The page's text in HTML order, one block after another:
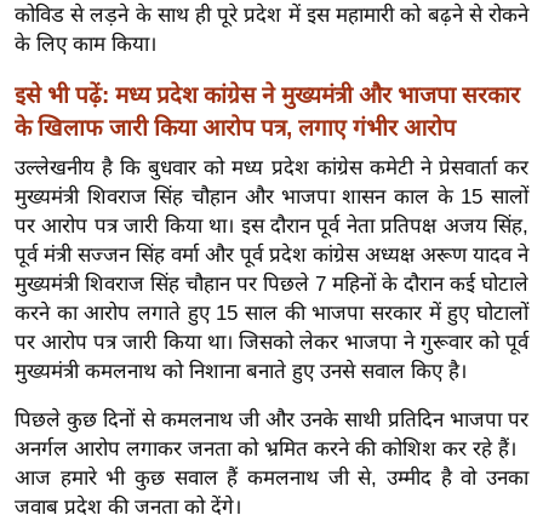
ज
ग
त
बॉ
वु
ड
हॉ
ली
वु
ड
फि
ल्म
स
मी
क्षा
कोविड से लड़ने के साथ ही पूरे प्रदेश में इस महामारी को बढ़ने से रोकने
के लिए काम किया।
इसे भी पढ़ें: मध्य प्रदेश कांग्रेस ने मुख्यमंत्री और भाजपा सरकार
के खिलाफ जारी किया आरोप पत्र, लगाए गंभीर आरोप
उल्लेखनीय है कि बुधवार को मध्य प्रदेश कांग्रेस कमेटी ने प्रेसवार्ता कर
मुख्यमंत्री शिवराज सिंह चौहान और भाजपा शासन काल के 15 सालों
पर आरोप पत्र जारी किया था। इस दौरान पूर्व नेता प्रतिपक्ष अजय सिंह,
पूर्व मंत्री सज्जन सिंह वर्मा और पूर्व प्रदेश कांग्रेस अध्यक्ष अरूण यादव ने
मुख्यमंत्री शिवराज सिंह चौहान पर पिछले 7 महिनों के दौरान कई घोटाले
करने का आरोप लगाते हुए 15 साल की भाजपा सरकार में हुए घोटालों
पर आरोप पत्र जारी किया था। जिसको लेकर भाजपा ने गुरूवार को पूर्व
मुख्यमंत्री कमलनाथ को निशाना बनाते हुए उनसे सवाल किए है।
पिछले कुछ दिनों से कमलनाथ जी और उनके साथी प्रतिदिन भाजपा पर
अनर्गल आरोप लगाकर जनता को भ्रमित करने की कोशिश कर रहे हैं।
आज हमारे भी कुछ सवाल हैं कमलनाथ जी से, उम्मीद है वो उनका
जवाब प्रदेश की जनता को देंगे।